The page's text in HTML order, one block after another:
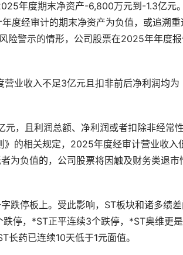
年度期末净资产-6,800万元到-1.3亿元
度经审计的期末净资产为负值，或追溯重
险警示的情形，公司股票在2025年年度
业收入不足3亿元且扣非前后净利润均为
，且利润总额、净利润或者扣除非经常
》的相关规定，2025年度经审计营业收入
为负值的，公司股票将因触及财务类退市
跌停板上。受此影响，ST板块和诸多绩
停，*ST正平连续3个跌停，*ST奥维更
药已连续10天低于1元面值。